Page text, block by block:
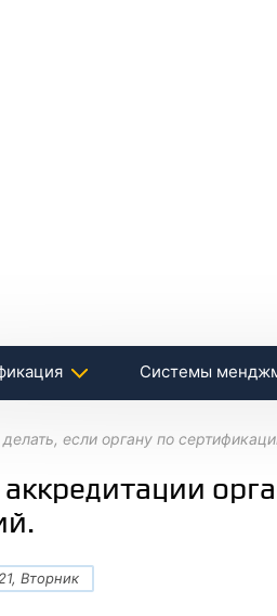
Системы
делать, если органу по
аккредитации
Вторник